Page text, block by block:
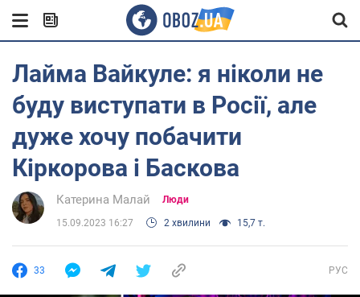
Лайма Вайкуле: я ніколи не
буду виступати в Росії, але
дуже хочу побачити
Кіркорова і Баскова
Катерина Малай Люди
15.09.2023 16:27 2 хвилини 15,7 т.
33 РУС